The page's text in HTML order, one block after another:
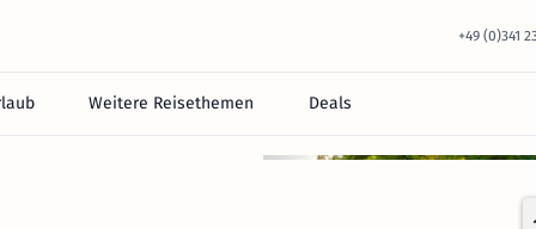
+49 (0)341
Weitere Reisethemen Deals